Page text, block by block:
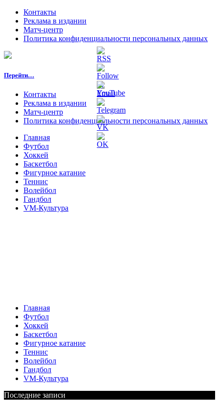
Контакты
Реклама в издании
Матч-центр
Политика конфиденциальности персональных данных
Перейти…
Контакты
Реклама в издании
Матч-центр
Политика конфиденциальности персональных данных
Главная
Футбол
Хоккей
Баскетбол
Фигурное катание
Теннис
Волейбол
Гандбол
VM-Культура
Главная
Футбол
Хоккей
Баскетбол
Фигурное катание
Теннис
Волейбол
Гандбол
VM-Культура
Последние записи